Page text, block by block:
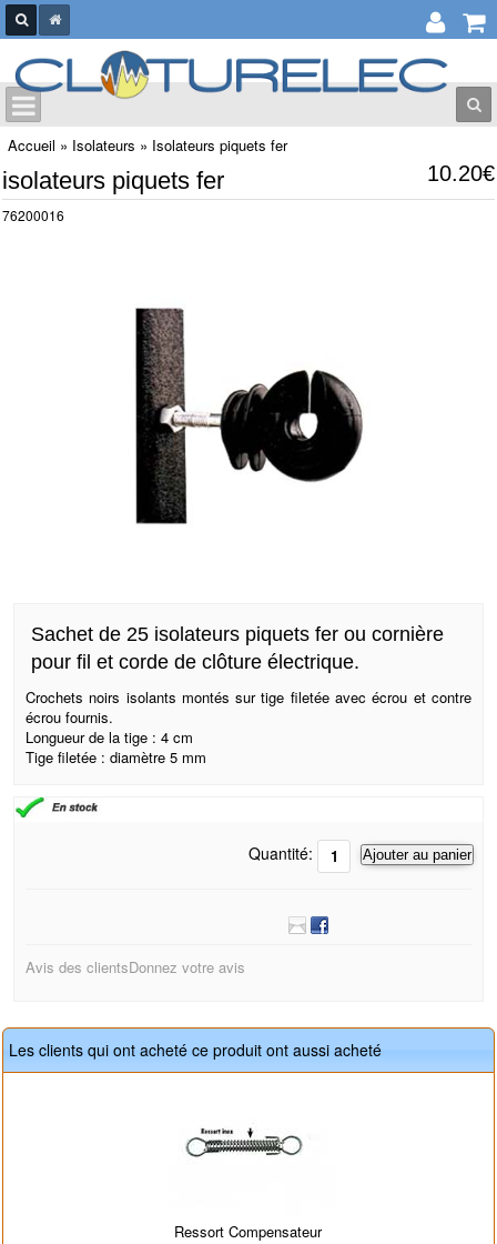
Accueil » Isolateurs » Isolateurs piquets fer
10.20€
isolateurs piquets fer
76200016
Sachet de 25 isolateurs piquets fer ou cornière
pour fil et corde de clôture électrique.
Crochets noirs isolants montés sur tige filetée avec écrou et contre
écrou fournis.
Longueur de la tige : 4 cm
Tige filetée : diamètre 5 mm
Quantité: Ajouter au panier
Avis des clientsDonnez votre avis
Les clients qui ont acheté ce produit ont aussi acheté
Ressort Compensateur